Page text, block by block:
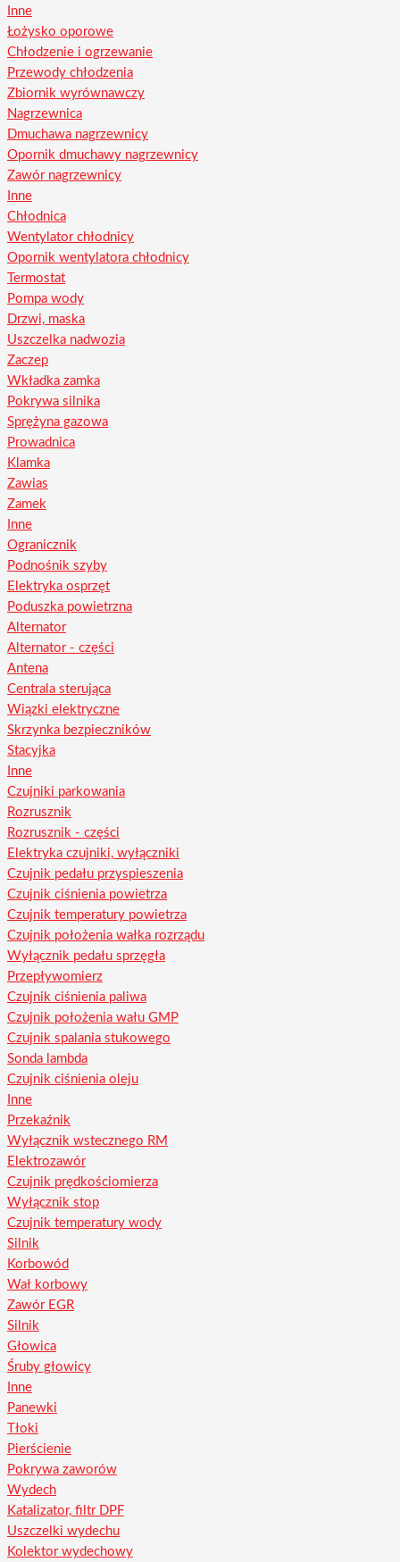
Inne
Łożysko oporowe
Chłodzenie i ogrzewanie
Przewody chłodzenia
Zbiornik wyrównawczy
Nagrzewnica
Dmuchawa nagrzewnicy
Opornik dmuchawy nagrzewnicy
Zawór nagrzewnicy
Inne
Chłodnica
Wentylator chłodnicy
Opornik wentylatora chłodnicy
Termostat
Pompa wody
Drzwi, maska
Uszczelka nadwozia
Zaczep
Wkładka zamka
Pokrywa silnika
Sprężyna gazowa
Prowadnica
Klamka
Zawias
Zamek
Inne
Ogranicznik
Podnośnik szyby
Elektryka osprzęt
Poduszka powietrzna
Alternator
Alternator - części
Antena
Centrala sterująca
Wiązki elektryczne
Skrzynka bezpieczników
Stacyjka
Inne
Czujniki parkowania
Rozrusznik
Rozrusznik - części
Elektryka czujniki, wyłączniki
Czujnik pedału przyspieszenia
Czujnik ciśnienia powietrza
Czujnik temperatury powietrza
Czujnik położenia wałka rozrządu
Wyłącznik pedału sprzęgła
Przepływomierz
Czujnik ciśnienia paliwa
Czujnik położenia wału GMP
Czujnik spalania stukowego
Sonda lambda
Czujnik ciśnienia oleju
Inne
Przekaźnik
Wyłącznik wstecznego RM
Elektrozawór
Czujnik prędkościomierza
Wyłącznik stop
Czujnik temperatury wody
Silnik
Korbowód
Wał korbowy
Zawór EGR
Silnik
Głowica
Śruby głowicy
Inne
Panewki
Tłoki
Pierścienie
Pokrywa zaworów
Wydech
Katalizator, filtr DPF
Uszczelki wydechu
Kolektor wydechowy